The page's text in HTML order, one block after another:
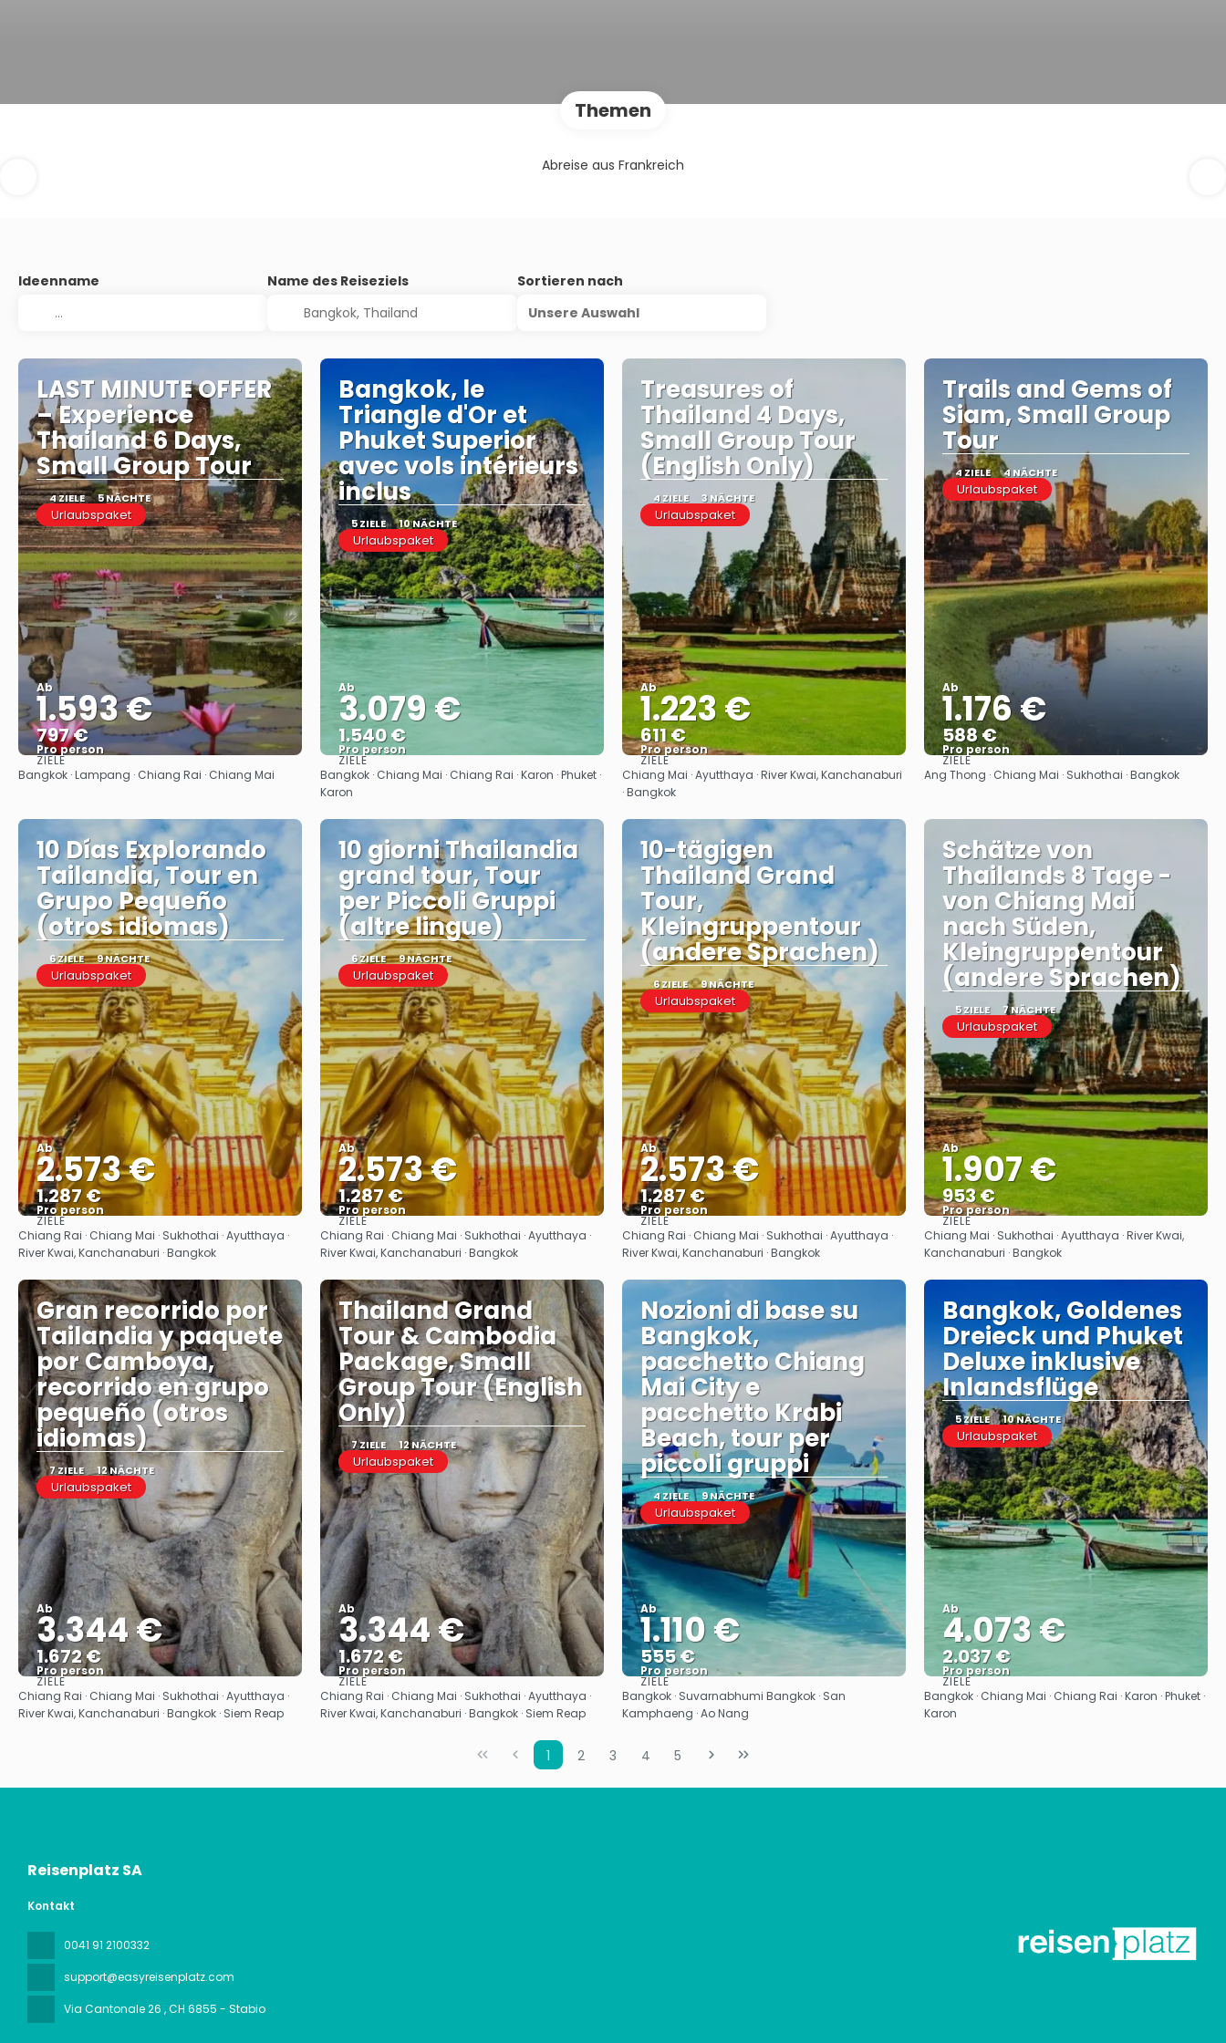
Themen
Abreise aus Frankreich
Ideenname Name des Reiseziels
Sortieren nach
Unsere Auswahl
LAST MINUTE OFFER
– Experience
Thailand 6 Days,
Small Group Tour
4 ZIELE 5 NÄCHTE
Urlaubspaket
Ab
1.593 €
797 €
Pro person
Sehen
ZIELE
Bangkok · Lampang · Chiang Rai · Chiang Mai
Bangkok, le
Triangle d'Or et
Phuket Superior
avec vols intérieurs
inclus
5 ZIELE 10 NÄCHTE
Urlaubspaket
Ab
3.079 €
1.540 €
Pro person
Sehen
ZIELE
Bangkok · Chiang Mai · Chiang Rai · Karon · Phuket ·
Karon
Treasures of
Thailand 4 Days,
Small Group Tour
(English Only)
4 ZIELE 3 NÄCHTE
Urlaubspaket
Ab
1.223 €
611 €
Pro person
Sehen
ZIELE
Chiang Mai · Ayutthaya · River Kwai, Kanchanaburi
· Bangkok
Trails and Gems of
Siam, Small Group
Tour
4 ZIELE 4 NÄCHTE
Urlaubspaket
Ab
1.176 €
588 €
Pro person
Sehen
ZIELE
Ang Thong · Chiang Mai · Sukhothai · Bangkok
10 Días Explorando
Tailandia, Tour en
Grupo Pequeño
(otros idiomas)
6 ZIELE 9 NÄCHTE
Urlaubspaket
Ab
2.573 €
1.287 €
Pro person
Sehen
ZIELE
Chiang Rai · Chiang Mai · Sukhothai · Ayutthaya ·
River Kwai, Kanchanaburi · Bangkok
10 giorni Thailandia
grand tour, Tour
per Piccoli Gruppi
(altre lingue)
6 ZIELE 9 NÄCHTE
Urlaubspaket
Ab
2.573 €
1.287 €
Pro person
Sehen
ZIELE
Chiang Rai · Chiang Mai · Sukhothai · Ayutthaya ·
River Kwai, Kanchanaburi · Bangkok
10-tägigen
Thailand Grand
Tour,
Kleingruppentour
(andere Sprachen)
6 ZIELE 9 NÄCHTE
Urlaubspaket
Ab
2.573 €
1.287 €
Pro person
Sehen
ZIELE
Chiang Rai · Chiang Mai · Sukhothai · Ayutthaya ·
River Kwai, Kanchanaburi · Bangkok
Schätze von
Thailands 8 Tage -
von Chiang Mai
nach Süden,
Kleingruppentour
(andere Sprachen)
5 ZIELE 7 NÄCHTE
Urlaubspaket
Ab
1.907 €
953 €
Pro person
Sehen
ZIELE
Chiang Mai · Sukhothai · Ayutthaya · River Kwai,
Kanchanaburi · Bangkok
Gran recorrido por
Tailandia y paquete
por Camboya,
recorrido en grupo
pequeño (otros
idiomas)
7 ZIELE 12 NÄCHTE
Urlaubspaket
Ab
3.344 €
1.672 €
Pro person
Sehen
ZIELE
Chiang Rai · Chiang Mai · Sukhothai · Ayutthaya ·
River Kwai, Kanchanaburi · Bangkok · Siem Reap
Thailand Grand
Tour & Cambodia
Package, Small
Group Tour (English
Only)
7 ZIELE 12 NÄCHTE
Urlaubspaket
Ab
3.344 €
1.672 €
Pro person
Sehen
ZIELE
Chiang Rai · Chiang Mai · Sukhothai · Ayutthaya ·
River Kwai, Kanchanaburi · Bangkok · Siem Reap
Nozioni di base su
Bangkok,
pacchetto Chiang
Mai City e
pacchetto Krabi
Beach, tour per
piccoli gruppi
4 ZIELE 9 NÄCHTE
Urlaubspaket
Ab
1.110 €
555 €
Pro person
Sehen
ZIELE
Bangkok · Suvarnabhumi Bangkok · San
Kamphaeng · Ao Nang
Bangkok, Goldenes
Dreieck und Phuket
Deluxe inklusive
Inlandsflüge
5 ZIELE 10 NÄCHTE
Urlaubspaket
Ab
4.073 €
2.037 €
Pro person
Sehen
ZIELE
Bangkok · Chiang Mai · Chiang Rai · Karon · Phuket ·
Karon
1 2 3 4 5
Reisenplatz SA
Kontakt
0041 91 2100332
support@easyreisenplatz.com
Via Cantonale 26 , CH 6855 - Stabio